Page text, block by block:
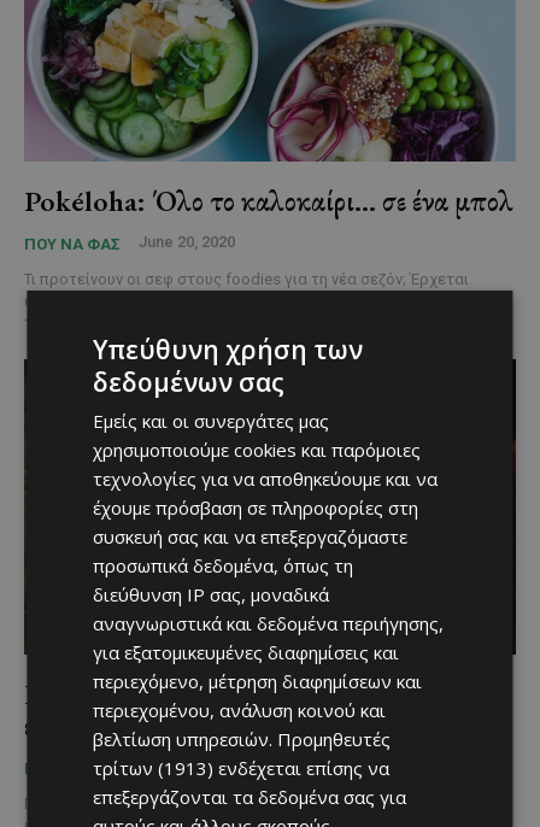
Pokéloha: Όλο το καλοκαίρι… σε ένα μπολ
ΠΟΥ ΝΑ ΦΑΣ June 20, 2020
Τι προτείνουν οι σεφ στους foodies για τη νέα σεζόν; Έρχεται
επιτέλους καλοκαίρι και αρχίζουν τα σταθερά casual outings για
τσίμπημα, παρέα και κουβεντούλα. Μαζί...
La Boca: Ανατρέπει τους κανόνες στην
εμπειρία εστιατορίου!
ΠΟΥ ΝΑ ΦΑΣ June 20, 2020
Εδώ και λίγο καιρό, το εστιατόριο La Boca, μας σερβίρει ποιότητα
Υπεύθυνη χρήση των
δεδομένων σας
Εμείς και οι συνεργάτες μας
χρησιμοποιούμε cookies και παρόμοιες
τεχνολογίες για να αποθηκεύουμε και να
έχουμε πρόσβαση σε πληροφορίες στη
συσκευή σας και να επεξεργαζόμαστε
προσωπικά δεδομένα, όπως τη
διεύθυνση IP σας, μοναδικά
αναγνωριστικά και δεδομένα περιήγησης,
για εξατομικευμένες διαφημίσεις και
περιεχόμενο, μέτρηση διαφημίσεων και
περιεχομένου, ανάλυση κοινού και
βελτίωση υπηρεσιών. Προμηθευτές
τρίτων (1913) ενδέχεται επίσης να
επεξεργάζονται τα δεδομένα σας για